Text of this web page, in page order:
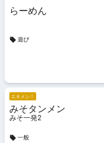
らーめん
遊び
エキメシ！
みそタンメン
みそ一発2
一般